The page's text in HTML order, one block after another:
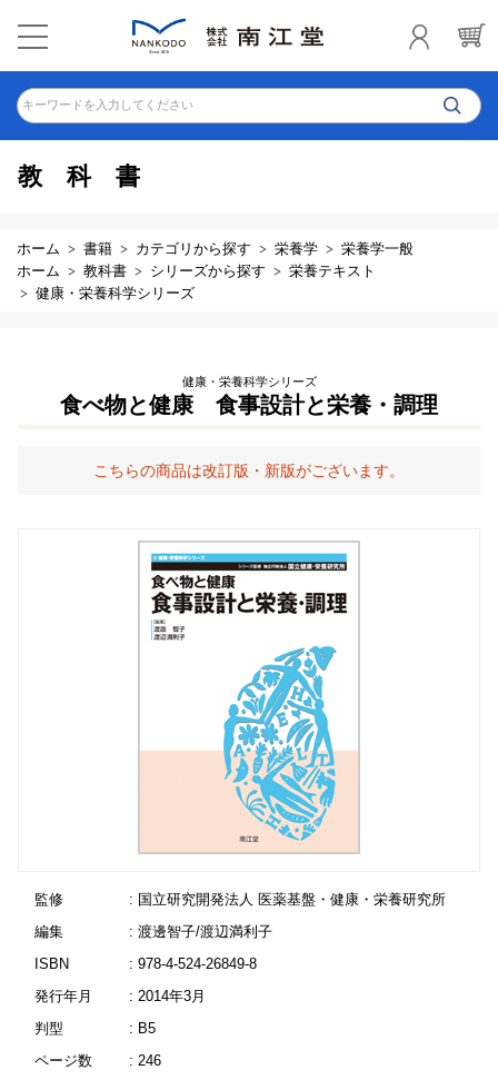
キーワードを入力してください
教科書
ホーム 書籍 カテゴリから探す 栄養学
栄養学一般
ホーム
教科書 シリーズから探す
栄養テキスト
健康・栄養科学シリーズ
健康・栄養科学シリーズ
食べ物と健康 食事設計と栄養・調理
こちらの商品は改訂版・新版がございます。
監修
: 国立研究開発法人 医薬基盤・健康・栄養研究所
編集
: 渡邊智子/渡辺満利子
ISBN
: 978-4-524-26849-8
発行年月
: 2014年3月
判型
: B5
ページ数
: 246